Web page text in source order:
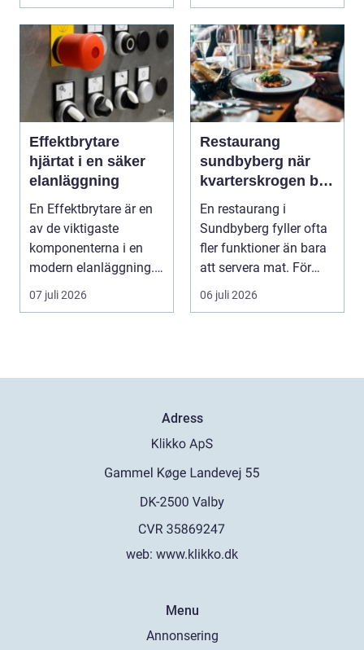
Effektbrytare
hjärtat i en säker
elanläggning
En Effektbrytare är en
av de viktigaste
komponenterna i en
modern elanläggning.
Den skyddar
07 juli 2026
Restaurang
sundbyberg när
kvarterskrogen blir
vardagsrum
En restaurang i
Sundbyberg fyller ofta
fler funktioner än bara
att servera mat. För
många blir den s...
06 juli 2026
Adress
web: www.klikko.dk
Menu
Annonsering